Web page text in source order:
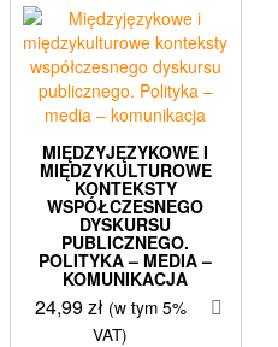
MIĘDZYJĘZYKOWE I
MIĘDZYKULTUROWE
KONTEKSTY
WSPÓŁCZESNEGO
DYSKURSU
PUBLICZNEGO.
POLITYKA – MEDIA –
KOMUNIKACJA
24,99zł (w tym 5%
VAT)